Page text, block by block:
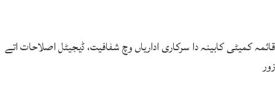
قائمہ کمیٹی کابینہ دا سرکاری اداریاں وچ شفافیت، ڈیجیٹل اصلاحات اتے
زور